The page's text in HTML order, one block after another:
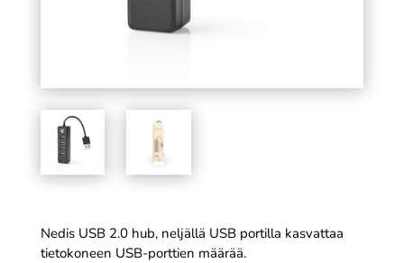
Nedis USB 2.0 hub, neljällä USB portilla kasvattaa
tietokoneen USB-porttien määrää.